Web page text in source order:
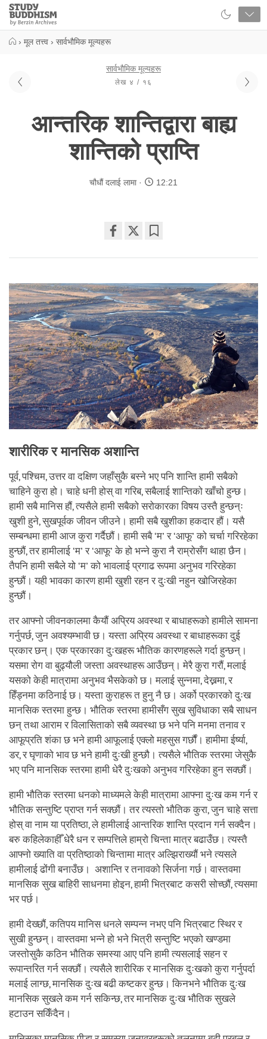
Close
Study
Buddhism
› मूल तत्त्व › सार्वभौमिक मूल्यहरू
सार्वभौमिक मूल्यहरू
लेख ४ / १६
आन्तरिक शान्तिद्वारा बाह्य
शान्तिको प्राप्ति
चौधौं दलाई लामा 12:21
on
शारीरिक र मानसिक अशान्ति
पूर्व, पश्चिम, उत्तर वा दक्षिण जहाँसुकै बस्ने भए पनि शान्ति हामी सबैको
चाहिने कुरा हो। चाहे धनी होस् वा गरिब, सबैलाई शान्तिको खाँचो हुन्छ।
हामी सबै मानिस हौं, त्यसैले हामी सबैको सरोकारका विषय उस्तै हुन्छन्ः
खुशी हुने, सुखपूर्वक जीवन जीउने। हामी सबै खुशीका हकदार हौं। यसै
सम्बन्धमा हामी आज कुरा गर्दैछौं। हामी सबै ‘म’ र ‘आफू’ को चर्चा गरिरहेका
हुन्छौं, तर हामीलाई ‘म’ र ‘आफू’ के हो भन्ने कुरा नै राम्रोसँग थाहा छैन।
तैपनि हामी सबैले यो ‘म’ को भावलाई प्रगाढ रूपमा अनुभव गरिरहेका
हुन्छौं। यही भावका कारण हामी खुशी रहन र दुःखी नहुन खोजिरहेका
हुन्छौं।
तर आफ्नो जीवनकालमा कैयौं अप्रिय अवस्था र बाधाहरूको हामीले सामना
गर्नुपर्छ, जुन अवश्यम्भावी छ। यस्ता अप्रिय अवस्था र बाधाहरूका दुई
प्रकार छन्। एक प्रकारका दुःखहरू भौतिक कारणहरूले गर्दा हुन्छन्।
यसमा रोग वा बुढ्यौली जस्ता अवस्थाहरू आउँछन्। मेरै कुरा गरौं, मलाई
यसको केही मात्रामा अनुभव भैसकेको छ। मलाई सुन्नमा, देख्नमा, र
हिँड्नमा कठिनाई छ। यस्ता कुराहरू त हुनु नै छ। अर्को प्रकारको दुःख
मानसिक स्तरमा हुन्छ। भौतिक स्तरमा हामीसँग सुख सुविधाका सबै साधन
छन् तथा आराम र विलासिताको सबै व्यवस्था छ भने पनि मनमा तनाव र
आफूप्रति शंका छ भने हामी आफूलाई एक्लो महसुस गर्छौं। हामीमा ईर्ष्या,
डर, र घृणाको भाव छ भने हामी दुःखी हुन्छौ। त्यसैले भौतिक स्तरमा जेसुकै
भए पनि मानसिक स्तरमा हामी धेरै दुःखको अनुभव गरिरहेका हुन सक्छौं।
हामी भौतिक स्तरमा धनको माध्यमले केही मात्रामा आफ्ना दुःख कम गर्न र
भौतिक सन्तुष्टि प्राप्त गर्न सक्छौं। तर त्यस्तो भौतिक कुरा, जुन चाहे सत्ता
होस् वा नाम या प्रतिष्ठा, ले हामीलाई आन्तरिक शान्ति प्रदान गर्न सक्दैन।
बरु कहिलेकाहीँ धेरै धन र सम्पत्तिले हाम्रो चिन्ता मात्र बढाउँछ। त्यस्तै
आफ्नो ख्याति वा प्रतिष्ठाको चिन्तामा मात्र अल्झिराख्यौं भने त्यसले
हामीलाई ढोंगी बनाउँछ। अशान्ति र तनावको सिर्जना गर्छ। वास्तवमा
मानसिक सुख बाहिरी साधनमा होइन, हामी भित्रबाट कसरी सोच्छौं, त्यसमा
भर पर्छ।
हामी देख्छौं, कतिपय मानिस धनले सम्पन्न नभए पनि भित्रबाट स्थिर र
सुखी हुन्छन्। वास्तवमा भन्ने हो भने भित्री सन्तुष्टि भएको खण्डमा
जस्तोसुकै कठिन भौतिक समस्या आए पनि हामी त्यसलाई सहन र
रूपान्तरित गर्न सक्छौं। त्यसैले शारीरिक र मानसिक दुःखको कुरा गर्नुपर्दा
मलाई लाग्छ, मानसिक दुःख बढी कष्टकर हुन्छ। किनभने भौतिक दुःख
मानसिक सुखले कम गर्न सकिन्छ, तर मानसिक दुःख भौतिक सुखले
हटाउन सकिँदैन।